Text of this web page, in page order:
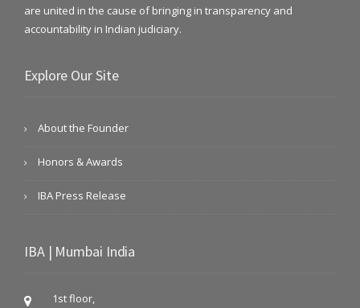
are united in the cause of bringing in transparency and
accountability in Indian judiciary.
Explore Our Site
About the Founder
Honors & Awards
IBA Press Release
IBA | Mumbai India
1st floor,